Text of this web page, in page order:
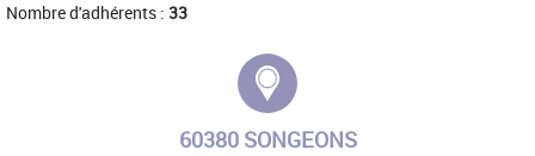
Nombre d'adhérents : 33
60380 SONGEONS